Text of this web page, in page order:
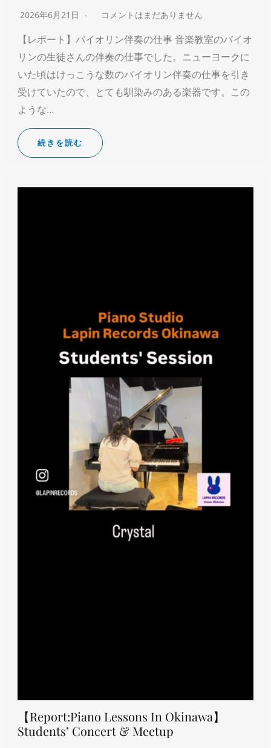
2026年6月21日 コメントはまだありません
【レポート】バイオリン伴奏の仕事 音楽教室のバイオ
リンの生徒さんの伴奏の仕事でした。ニューヨークに
いた頃はけっこうな数のバイオリン伴奏の仕事を引き
受けていたので、とても馴染みのある楽器です。この
ような…
続きを読む
【Report:Piano Lessons In Okinawa】
Students’ Concert & Meetup